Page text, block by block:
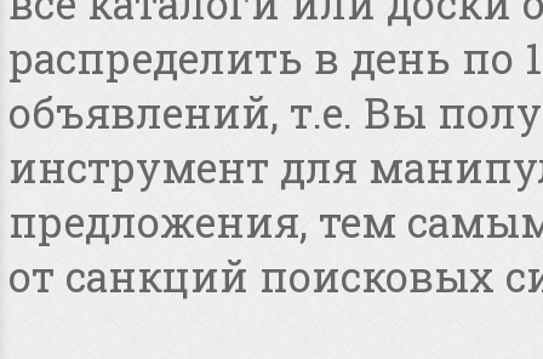
распределить в день по
объявлений, т.е. Вы
инструмент для
предложения, тем
от санкций поисковых